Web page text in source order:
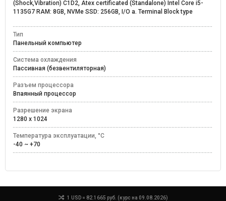
(Shock,Vibration) C1D2, Atex certificated (Standalone) Intel Core i5-
1135G7 RAM: 8GB, NVMe SSD: 256GB, I/O a. Terminal Block type
Тип
Панельный компьютер
Система охлаждения
Пассивная (безвентиляторная)
Разъем процессора
Впаянный процессор
Разрешение экрана
1280 x 1024
Температура эксплуатации, °C
-40 ~ +70
1 USD = 82.1665 руб. (курс на 09.08.2026)